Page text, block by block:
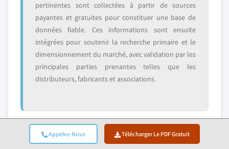
Appelez-Nous Télécharger Le PDF Gratuit
pertinentes sont collectées à partir de sources
payantes et gratuites pour constituer une base de
données fiable. Ces informations sont ensuite
intégrées pour soutenir la recherche primaire et le
dimensionnement du marché, avec validation par les
principales parties prenantes telles que les
distributeurs, fabricants et associations.
4. Dimensionnement Du Marché